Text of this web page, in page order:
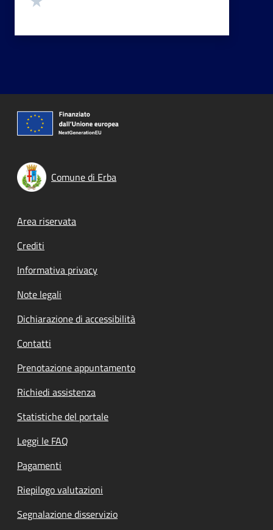
Comune di Erba
Footer menu
Area riservata
Crediti
Informativa privacy
Note legali
Dichiarazione di accessibilità
Contatti
Prenotazione appuntamento
Richiedi assistenza
Statistiche del portale
Leggi le FAQ
Pagamenti
Riepilogo valutazioni
Segnalazione disservizio